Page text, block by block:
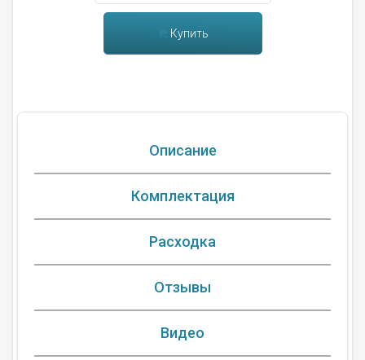
Купить
Описание
Комплектация
Расходка
Отзывы
Видео